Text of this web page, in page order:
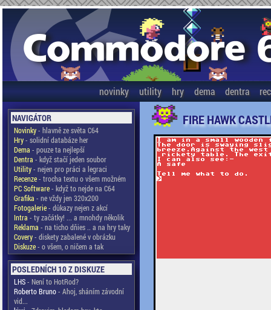
novinky utility hry dema dentra
NAVIGÁTOR
Novinky- hlavně ze světa C64
Hry- solidní databáze her
Dema - pouze ta nejlepší
Dentra - když stačí jeden soubor
Utility- nejen pro práci a legraci
Recenze- trocha textu o všem možném
PC Software- když to nejde na C64
Grafika - ne vždy jen 320x200
Fotogalerie- důkazy nejen z akcí
Intra - ty začátky! ... a mnohdy několik
Reklama - na ticho dňies .. a na hry taky
Covery- diskety zabalené v obrázku
Diskuze- o všem, o ničem a tak
POSLEDNÍCH 10 Z DISKUZE
LHS- Není to HotRod?
Roberto Bruno- Ahoj, sháním závodní
vid...
FIRE HAWK